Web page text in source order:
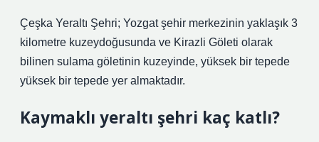
Çeşka Yeraltı Şehri; Yozgat şehir merkezinin yaklaşık 3
kilometre kuzeydoğusunda ve Kirazli Göleti olarak
bilinen sulama göletinin kuzeyinde, yüksek bir tepede
yüksek bir tepede yer almaktadır.
Kaymaklı yeraltı şehri kaç katlı?